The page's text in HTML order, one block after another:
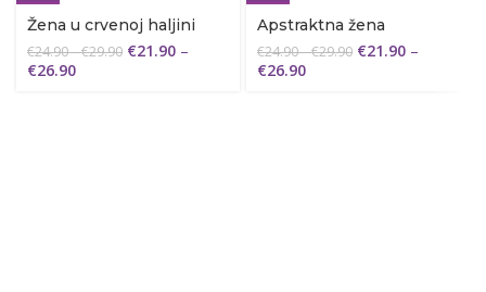
-12%
Žena u crvenoj haljini
€24.90–€29.90 €21.90 –
€26.90
-12%
Apstraktna žena
€24.90–€29.90 €21.90 –
€26.90